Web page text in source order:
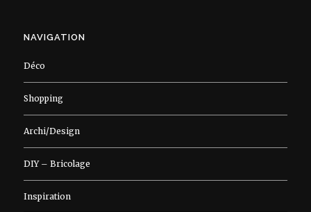
NAVIGATION
Déco
Shopping
Archi/Design
DIY – Bricolage
Inspiration